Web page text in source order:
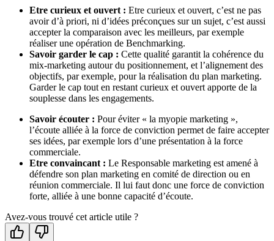
Etre curieux et ouvert : Etre curieux et ouvert, c’est ne pas
avoir d’à priori, ni d’idées préconçues sur un sujet, c’est aussi
accepter la comparaison avec les meilleurs, par exemple
réaliser une opération de Benchmarking.
Savoir garder le cap : Cette qualité garantit la cohérence du
mix-marketing autour du positionnement, et l’alignement des
objectifs, par exemple, pour la réalisation du plan marketing.
Garder le cap tout en restant curieux et ouvert apporte de la
souplesse dans les engagements.
Savoir écouter : Pour éviter « la myopie marketing »,
l’écoute alliée à la force de conviction permet de faire accepter
ses idées, par exemple lors d’une présentation à la force
commerciale.
Etre convaincant : Le Responsable marketing est amené à
défendre son plan marketing en comité de direction ou en
réunion commerciale. Il lui faut donc une force de conviction
forte, alliée à une bonne capacité d’écoute.
Avez-vous trouvé cet article utile ?